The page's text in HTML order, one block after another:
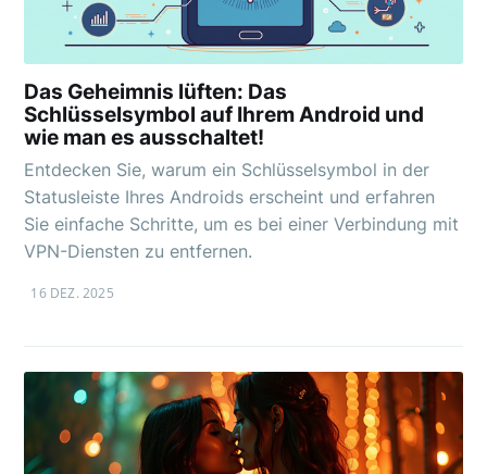
Das Geheimnis lüften: Das
Schlüsselsymbol auf Ihrem Android und
wie man es ausschaltet!
Entdecken Sie, warum ein Schlüsselsymbol in der
Statusleiste Ihres Androids erscheint und erfahren
Sie einfache Schritte, um es bei einer Verbindung mit
VPN-Diensten zu entfernen.
16 DEZ. 2025